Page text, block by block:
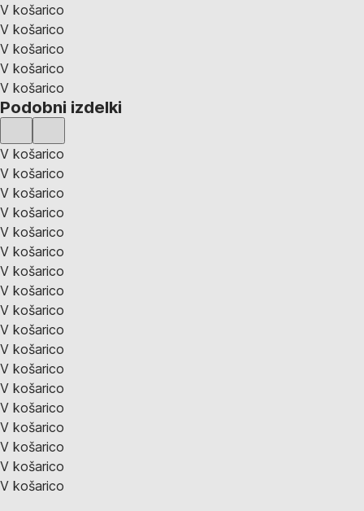
V košarico
V košarico
V košarico
V košarico
V košarico
Podobni izdelki
V košarico
V košarico
V košarico
V košarico
V košarico
V košarico
V košarico
V košarico
V košarico
V košarico
V košarico
V košarico
V košarico
V košarico
V košarico
V košarico
V košarico
V košarico